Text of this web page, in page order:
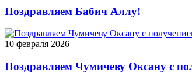
Поздравляем Бабич Аллу!
10 февраля 2026
Поздравляем Чумичеву Оксану с